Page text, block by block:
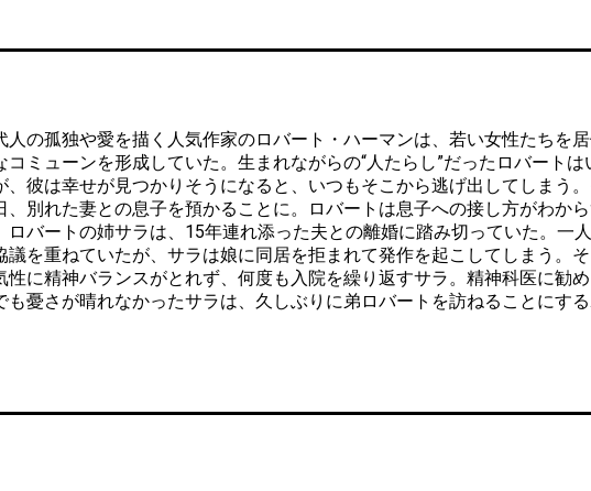
の孤独や愛を描く人気作家のロバート・ハーマンは、若い女性たちを
コミューンを形成していた。生まれながらの“人たらし”だったロバート
、彼は幸せが見つかりそうになると、いつもそこから逃げ出してしまう。
、別れた妻との息子を預かることに。ロバートは息子への接し方がわから
ロバートの姉サラは、15年連れ添った夫との離婚に踏み切っていた。一
議を重ねていたが、サラは娘に同居を拒まれて発作を起こしてしまう。
性に精神バランスがとれず、何度も入院を繰り返すサラ。精神科医に勧
も憂さが晴れなかったサラは、久しぶりに弟ロバートを訪ねることにする